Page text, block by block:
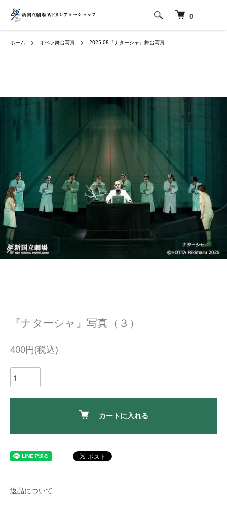
0
ホーム オペラ舞台写真 2025.08『ナターシャ』舞台写真
『ナターシャ』写真（３）
400円(税込)
カートに入れる
返品について